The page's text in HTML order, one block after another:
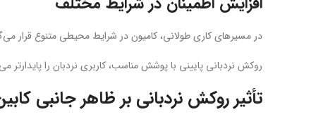
در مسیرهای کاری طولانی، کامیون در شرایط محیطی متنوع قرار
روکش نردبانی پایینی با پوشش مناسب، کاربری نردبان را پایدارتر
تأثیر روکش نردبانی بر ظاهر جانبی